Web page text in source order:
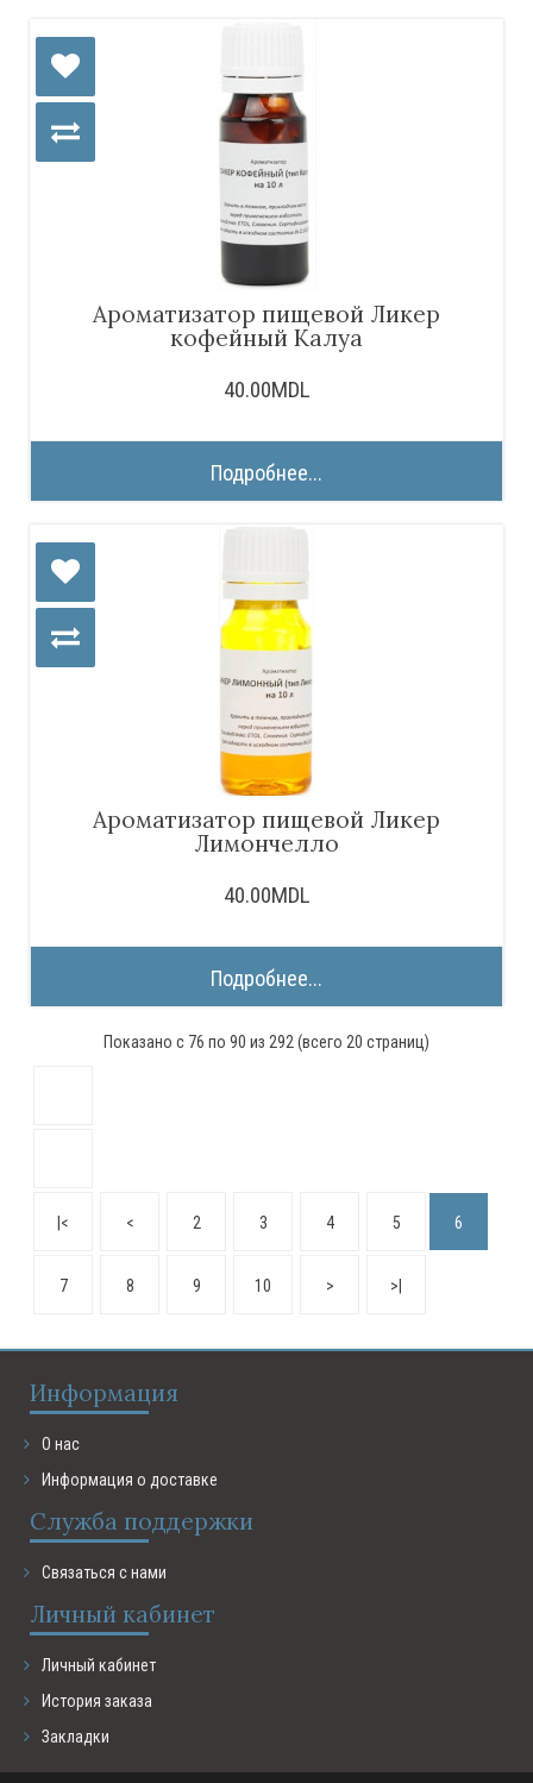
Ароматизатор пищевой Ликер
кофейный Калуа
40.00MDL
Подробнее...
Ароматизатор пищевой Ликер
Лимончелло
40.00MDL
Подробнее...
Показано с 76 по 90 из 292 (всего 20 страниц)
|< < 2 3 4 5 6
7 8 9 10 > >|
Информация
О нас
Информация о доставке
Служба поддержки
Связаться с нами
Личный кабинет
Личный кабинет
История заказа
Закладки